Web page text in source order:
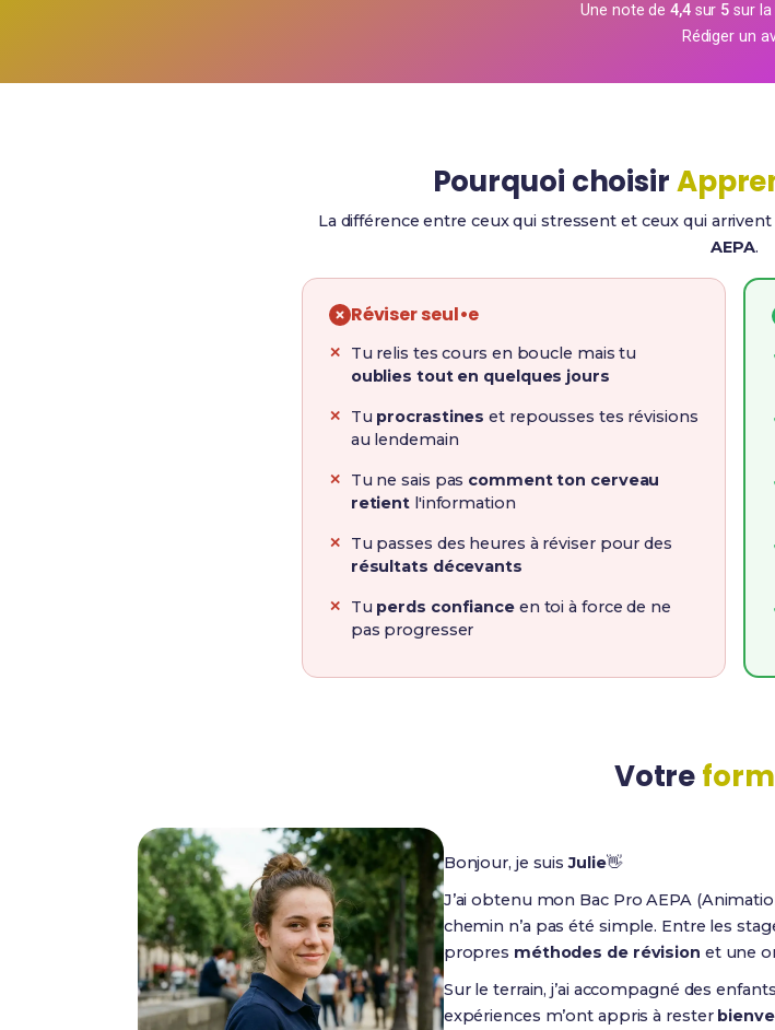
Une note de4,4sur 5 sur la
Rédiger un
Pourquoi choisir
La différence entre ceux qui stressent et ceux qui
AEPA.
Réviser seul•e
Tu relis tes cours en boucle mais tu
oublies tout en quelques jours
Tu procrastines et repousses tes révisions
au lendemain
Tu ne sais pas comment ton cerveau
retient l'information
Tu passes des heures à réviser pour des
résultats décevants
Tu perds confianceen toi à force de ne
pas progresser
Votre
Bonjour, je suisJulie👋
J’ai obtenu mon Bac Pro AEPA
chemin n’a pas été simple. Entre les
propres méthodes de révision et une
Sur le terrain, j’ai accompagné des
expériences m’ont appris à rester